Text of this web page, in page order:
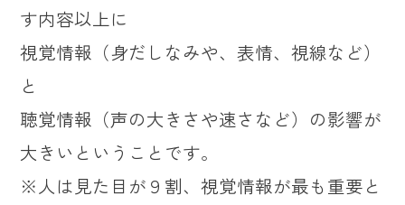
す内容以上に
視覚情報（身だしなみや、表情、視線など）
と
聴覚情報（声の大きさや速さなど）の影響が
大きいということです。
※人は見た目が９割、視覚情報が最も重要と